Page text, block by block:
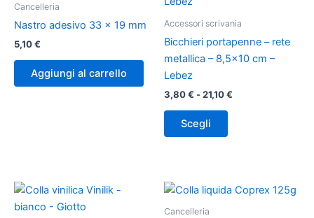
Cancelleria
Nastro adesivo 33 x 19 mm
5,10€
Aggiungi al carrello
Accessori scrivania
Bicchieri portapenne – rete
metallica – 8,5×10 cm –
Lebez
3,80€ -21,10€
a
Scegli
più
Le
essere
nella
prodotto
Fascia
prezzo:
Questo
prodotto
Cancelleria